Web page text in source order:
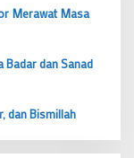
Merawat Masa
Badar dan Sanad
dan Bismillah